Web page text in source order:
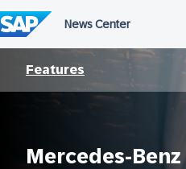
Features
Mercedes-Benz